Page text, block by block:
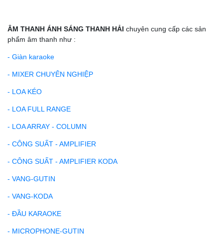
ÂM THANH ÁNH SÁNG THANH HẢI chuyên cung cấp các sản
phẩm âm thanh như :
- Giàn karaoke
- MIXER CHUYÊN NGHIỆP
- LOA KÉO
- LOA FULL RANGE
- LOA ARRAY - COLUMN
- CÔNG SUẤT - AMPLIFIER
- CÔNG SUẤT - AMPLIFIER KODA
- VANG-GUTIN
- VANG-KODA
- ĐẦU KARAOKE
- MICROPHONE-GUTIN